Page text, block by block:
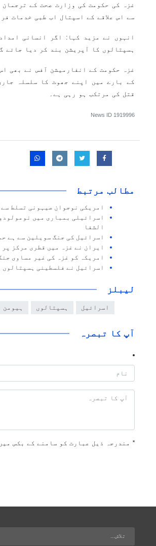
غزہ کی حکومت کی وزارت صحت کے
سے اس علاقے کے اسپتال اب طبی خدمات
ہسپتالوں کا آپریشن بند کر دیا جائے
غزہ حکومت کے انفارمیشن آفس نے بھی
کے بارے میں اپنے جھوٹ کا سلسلہ
قتل کی مرتکب ہو رہی ہے۔
News ID 1919996
مطالب مرتبط
امریکی نوجوان صیہونی تسلط
الشفا
اسرائیل کی جنگ سویلین سے ہے
ایران نے غزہ میں قطری مرکز
امریکہ کو غزہ کی غیر مساوی
اسرائیل نے فلسطینی ہسپتالوں پر 427 حملے کئے، عالمی ادارہ
لیبلز
اسرائيل ہسپتالوں
آپ کا تبصرہ
* مندرجہ ذیل عبارت کو سامنے کے بکس